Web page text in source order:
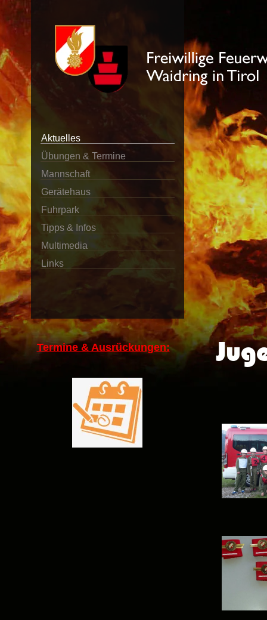
Aktuelles
Übungen & Termine
Mannschaft
Gerätehaus
Fuhrpark
Tipps & Infos
Multimedia
Links
Termine & Ausrückungen: